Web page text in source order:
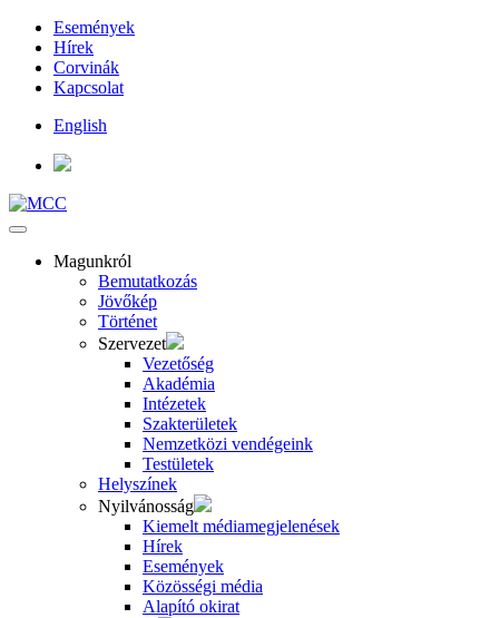
Események
Hírek
Corvinák
Kapcsolat
English
Magunkról
Bemutatkozás
Jövőkép
Történet
Szervezet
Vezetőség
Akadémia
Intézetek
Szakterületek
Nemzetközi vendégeink
Testületek
Helyszínek
Nyilvánosság
Kiemelt médiamegjelenések
Hírek
Események
Közösségi média
Alapító okirat